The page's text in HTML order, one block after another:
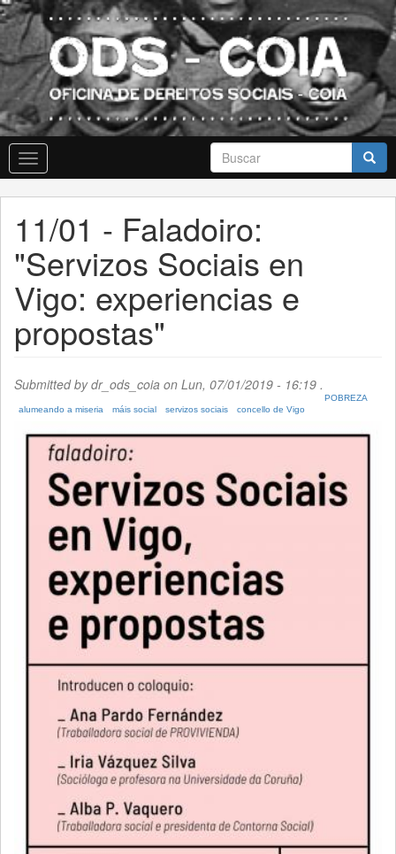
Skip
to
main
content
Formulario
de
busca
Buscar
Toggle
navigation
11/01 - Faladoiro:
"Servizos Sociais en
Vigo: experiencias e
propostas"
Submitted bydr_ods_coia on Lun, 07/01/2019 - 16:19 .
POBREZA
alumeando a miseria
máis social servizos sociais concello de Vigo